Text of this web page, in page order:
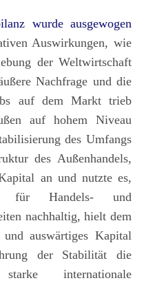
wurde ausgewogen
Auswirkungen, wie
der Weltwirtschaft
Nachfrage und die
auf dem Markt trieb
auf hohem Niveau
des Umfangs
des Außenhandels,
an und nutzte es,
für Handels- und
nachhaltig, hielt dem
auswärtiges Kapital
der Stabilität die
internationale